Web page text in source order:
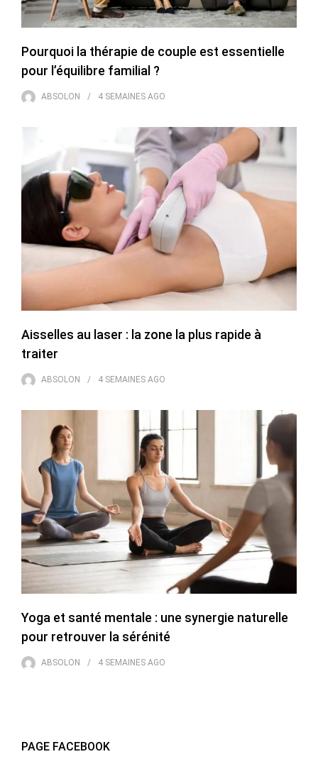
Pourquoi la thérapie de couple est essentielle
pour l’équilibre familial ?
ABSOLON 4 SEMAINES AGO
Aisselles au laser : la zone la plus rapide à
traiter
ABSOLON 4 SEMAINES AGO
Yoga et santé mentale : une synergie naturelle
pour retrouver la sérénité
ABSOLON 4 SEMAINES AGO
PAGE FACEBOOK